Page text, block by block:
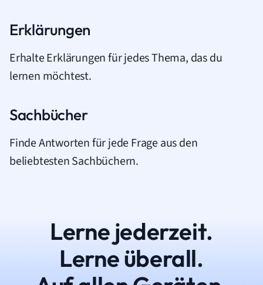
Erklärungen
Erhalte Erklärungen für jedes Thema, das du
lernen möchtest.
Sachbücher
Finde Antworten für jede Frage aus den
beliebtesten Sachbüchern.
Lerne jederzeit.
Lerne überall.